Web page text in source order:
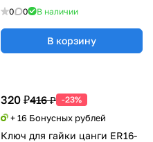
0 0 В наличии
В корзину
320 ₽416 ₽ -23%
+ 16 Бонусных рублей
Ключ для гайки цанги ER16-